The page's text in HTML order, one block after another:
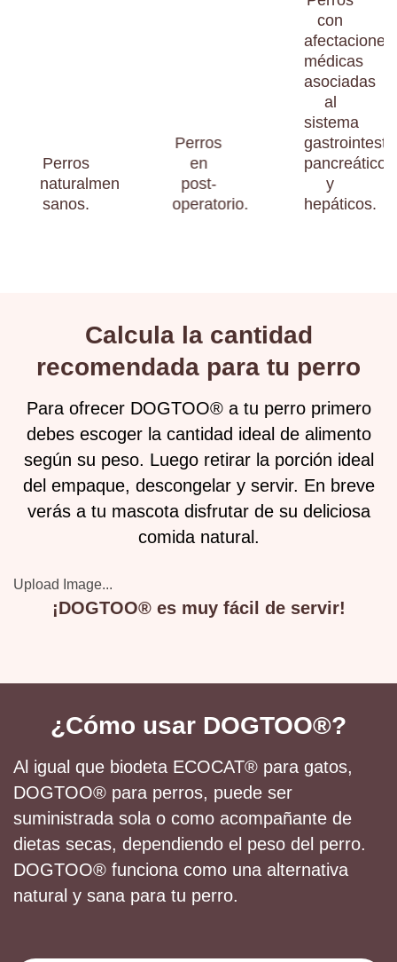
Perros
naturalmente
sanos.
Perros
en
post-
operatorio.
con
afectaciones
médicas
asociadas
al
sistema
pancreáticos
y
hepáticos.
Calcula la cantidad
recomendada para tu perro
Para ofrecer DOGTOO® a tu perro primero
debes escoger la cantidad ideal de alimento
según su peso. Luego retirar la porción ideal
del empaque, descongelar y servir. En breve
verás a tu mascota disfrutar de su deliciosa
comida natural.
Upload Image...
¡DOGTOO® es muy fácil de servir!
¿Cómo usar DOGTOO®?
Al igual que biodeta ECOCAT® para gatos,
DOGTOO® para perros, puede ser
suministrada sola o como acompañante de
dietas secas, dependiendo el peso del perro.
DOGTOO® funciona como una alternativa
natural y sana para tu perro.